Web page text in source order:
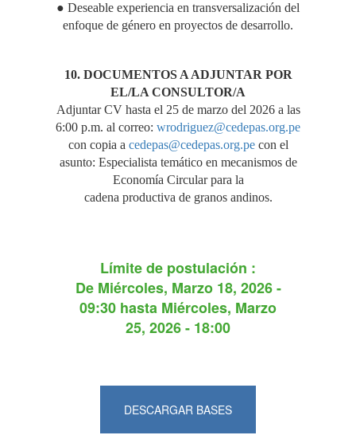
● Deseable experiencia en transversalización del
enfoque de género en proyectos de desarrollo.
10. DOCUMENTOS A ADJUNTAR POR
EL/LA CONSULTOR/A
Adjuntar CV hasta el 25 de marzo del 2026 a las
6:00 p.m. al correo: wrodriguez@cedepas.org.pe
con copia a cedepas@cedepas.org.pecon el
asunto: Especialista temático en mecanismos de
Economía Circular para la
cadena productiva de granos andinos.
Límite de postulación :
De Miércoles, Marzo 18, 2026 -
09:30 hasta Miércoles, Marzo
25, 2026 - 18:00
DESCARGAR BASES